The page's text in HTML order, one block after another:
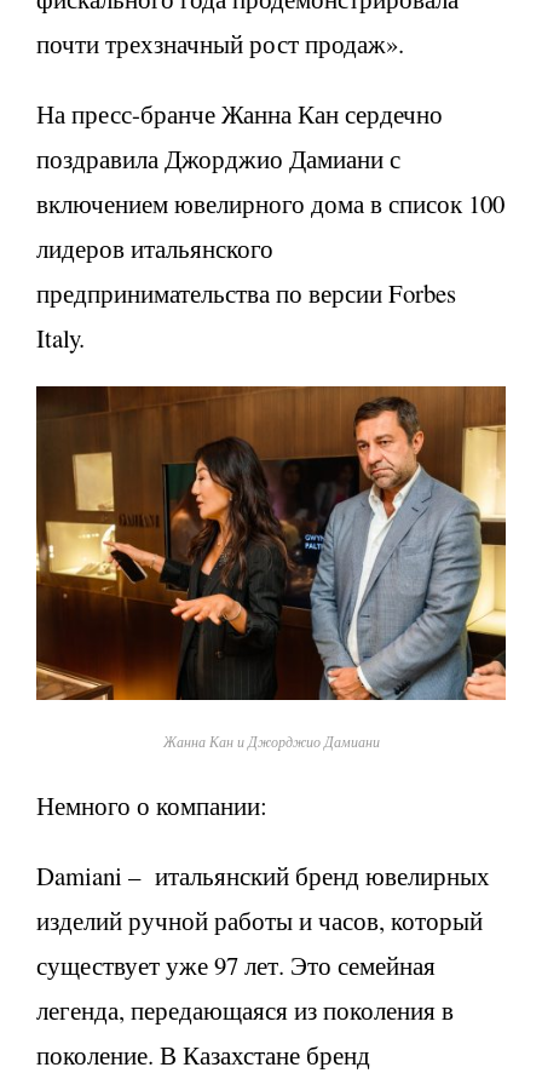
почти трехзначный рост продаж».
На пресс-бранче Жанна Кан сердечно
поздравила Джорджио Дамиани с
включением ювелирного дома в список 100
лидеров итальянского
предпринимательства по версии Forbes
Italy.
Жанна Кан и Джорджио Дамиани
Немного о компании:
Damiani – итальянский бренд ювелирных
изделий ручной работы и часов, который
существует уже 97 лет. Это семейная
легенда, передающаяся из поколения в
поколение. В Казахстане бренд